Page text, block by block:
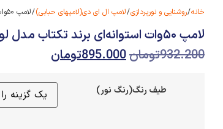
خانه/روشنایی و نورپردازی/لامپ ال ای دی(لامپهای حبابی)/ لامپ ۵۰وات استوانه‌ای برند تکتاب مدل لوتوس
لامپ ۵۰وات استوانه‌ای برند تکتاب مدل لوتوس
932.200تومان895.000تومان
طیف رنگ(رنگ نور)